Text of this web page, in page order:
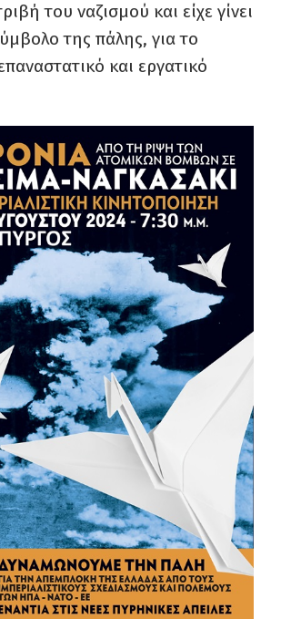
του ναζισμού και είχε γίνει
της πάλης, για το
και εργατικό